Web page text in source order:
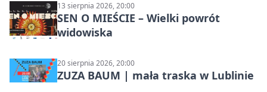
13 sierpnia 2026, 20:00
SEN O MIEŚCIE – Wielki powrót
widowiska
20 sierpnia 2026, 20:00
ZUZA BAUM | mała traska w Lublinie